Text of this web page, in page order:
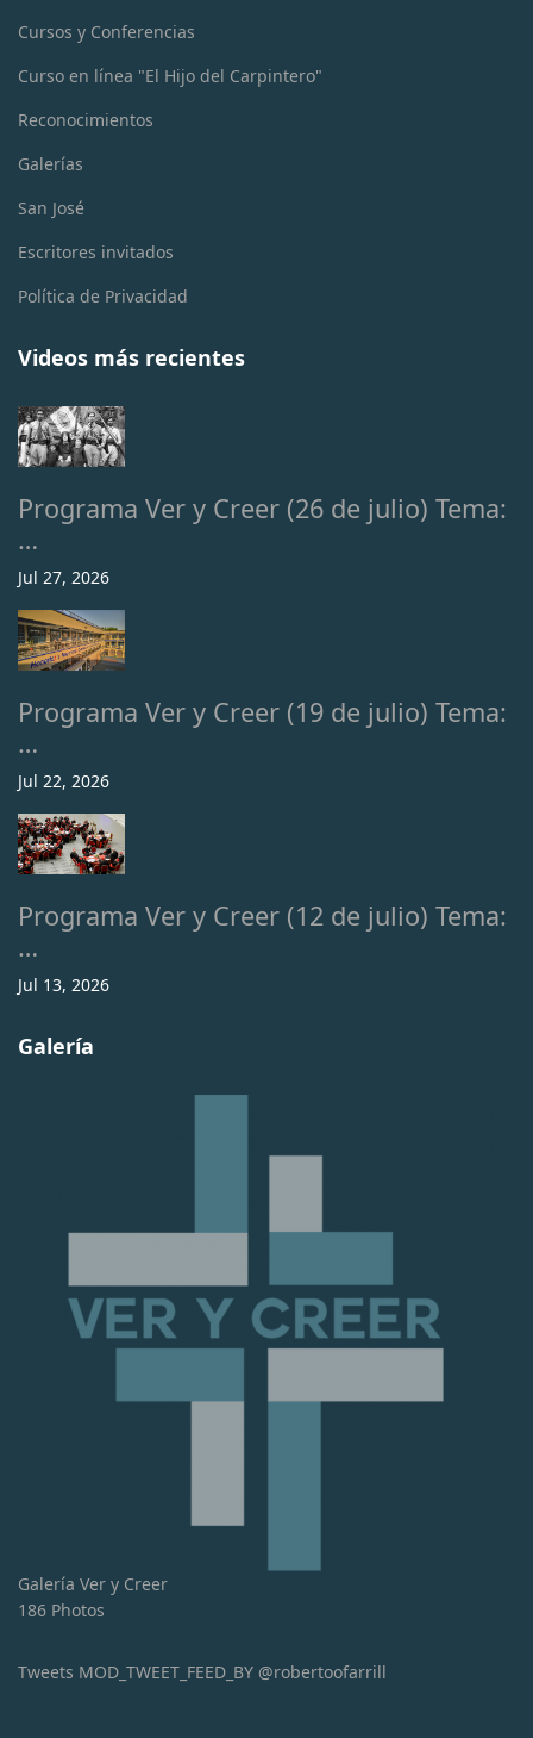
Cursos y Conferencias
Curso en línea "El Hijo del Carpintero"
Reconocimientos
Galerías
San José
Escritores invitados
Política de Privacidad
Videos más recientes
Programa Ver y Creer (26 de julio) Tema:
…
Jul 27, 2026
Programa Ver y Creer (19 de julio) Tema:
…
Jul 22, 2026
Programa Ver y Creer (12 de julio) Tema:
…
Jul 13, 2026
Galería
Galería Ver y Creer
186 Photos
Tweets MOD_TWEET_FEED_BY @robertoofarrill